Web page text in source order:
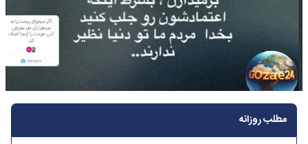
مطلب روزانه